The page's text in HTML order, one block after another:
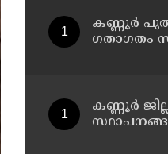
കണ്ണൂർ
ഗതാഗതം
കണ്ണൂർ